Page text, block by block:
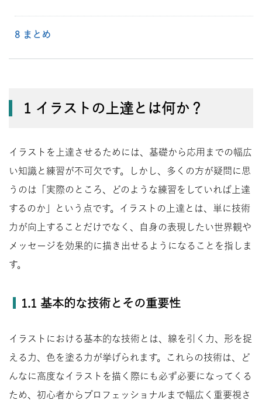
8 まとめ
1 イラストの上達とは何か？
イラストを上達させるためには、基礎から応用までの幅広
い知識と練習が不可欠です。しかし、多くの方が疑問に思
うのは「実際のところ、どのような練習をしていれば上達
するのか」という点です。イラストの上達とは、単に技術
力が向上することだけでなく、自身の表現したい世界観や
メッセージを効果的に描き出せるようになることを指しま
す。
1.1 基本的な技術とその重要性
イラストにおける基本的な技術とは、線を引く力、形を捉
える力、色を塗る力が挙げられます。これらの技術は、ど
んなに高度なイラストを描く際にも必ず必要になってくる
ため、初心者からプロフェッショナルまで幅広く重要視さ